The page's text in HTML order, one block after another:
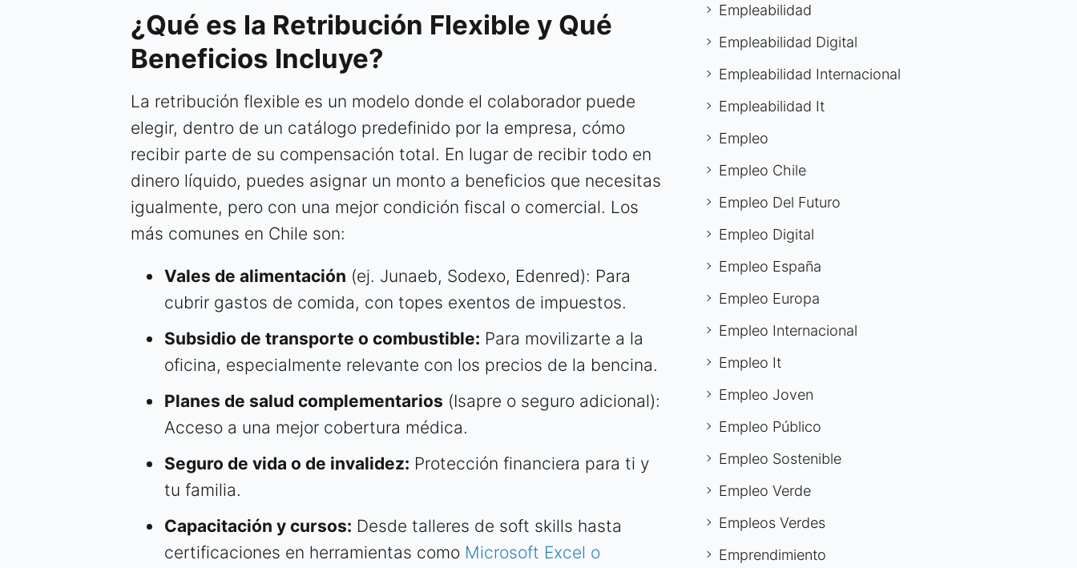
¿Qué es la Retribución Flexible y Qué
Beneficios Incluye?
La retribución flexible es un modelo donde el colaborador puede
elegir, dentro de un catálogo predefinido por la empresa, cómo
recibir parte de su compensación total. En lugar de recibir todo en
dinero líquido, puedes asignar un monto a beneficios que necesitas
igualmente, pero con una mejor condición fiscal o comercial. Los
más comunes en Chile son:
Vales de alimentación (ej. Junaeb, Sodexo, Edenred): Para
cubrir gastos de comida, con topes exentos de impuestos.
Subsidio de transporte o combustible: Para movilizarte a la
oficina, especialmente relevante con los precios de la bencina.
Planes de salud complementarios (Isapre o seguro adicional):
Acceso a una mejor cobertura médica.
Seguro de vida o de invalidez: Protección financiera para ti y
tu familia.
Capacitación y cursos: Desde talleres de soft skills hasta
certificaciones en herramientas como Microsoft Excel o
Empleabilidad
Empleabilidad Digital
Empleabilidad Internacional
Empleabilidad It
Empleo
Empleo Chile
Empleo Del Futuro
Empleo Digital
Empleo España
Empleo Europa
Empleo Internacional
Empleo It
Empleo Joven
Empleo Público
Empleo Sostenible
Empleo Verde
Empleos Verdes
Emprendimiento